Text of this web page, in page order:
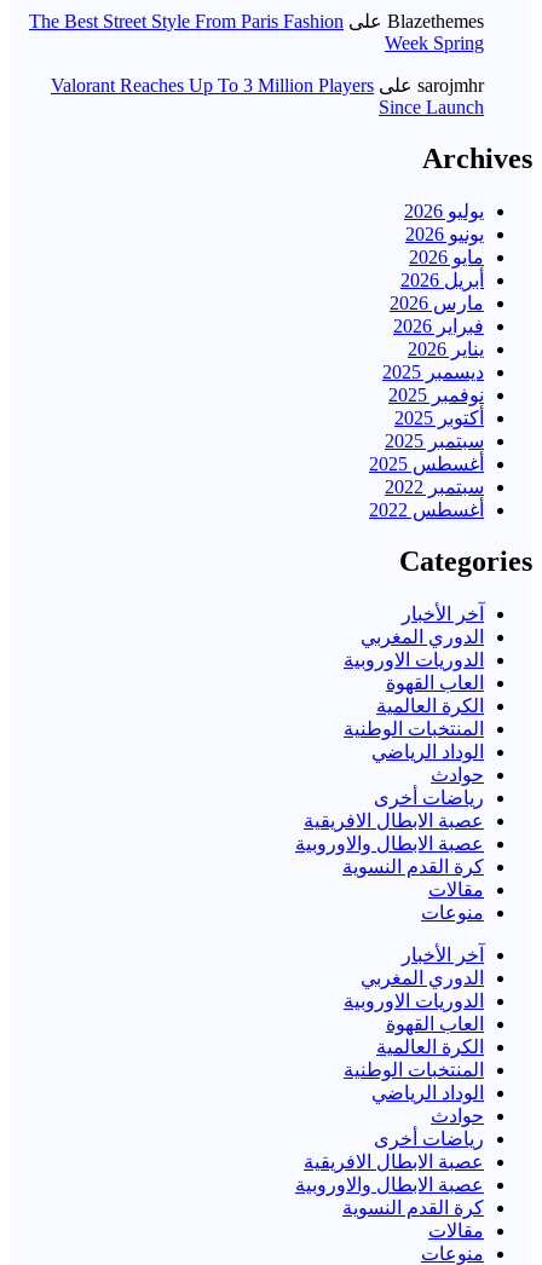
Blazethemes على The Best Street Style From Paris Fashion
Week Spring
sarojmhr على Valorant Reaches Up To 3 Million Players
Since Launch
Archives
يوليو 2026
يونيو 2026
مايو 2026
أبريل 2026
مارس 2026
فبراير 2026
يناير 2026
ديسمبر 2025
نوفمبر 2025
أكتوبر 2025
سبتمبر 2025
أغسطس 2025
سبتمبر 2022
أغسطس 2022
Categories
آخر الأخبار
الدوري المغربي
الدوريات الاوروبية
العاب القهوة
الكرة العالمية
المنتخبات الوطنية
الوداد الرياضي
حوادث
رياضات أخرى
عصبة الابطال الافريقية
عصبة الابطال والاوروبية
كرة القدم النسوية
مقالات
منوعات
آخر الأخبار
الدوري المغربي
الدوريات الاوروبية
العاب القهوة
الكرة العالمية
المنتخبات الوطنية
الوداد الرياضي
حوادث
رياضات أخرى
عصبة الابطال الافريقية
عصبة الابطال والاوروبية
كرة القدم النسوية
مقالات
منوعات